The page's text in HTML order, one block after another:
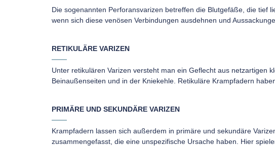
Die sogenannten Perforansvarizen betreffen die Blutgefäße, die tief
wenn sich diese venösen Verbindungen ausdehnen und
RETIKULÄRE VARIZEN
Unter retikulären Varizen versteht man ein Geflecht aus netzartigen
Beinaußenseiten und in der Kniekehle. Retikuläre Krampfadern
PRIMÄRE UND SEKUNDÄRE VARIZEN
Krampfadern lassen sich außerdem in primäre und sekundäre
zusammengefasst, die eine unspezifische Ursache haben. Hier